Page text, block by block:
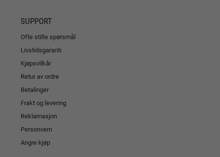
SUPPORT
Ofte stilte spørsmål
Livstidsgaranti
Kjøpsvilkår
Retur av ordre
Betalinger
Frakt og levering
Reklamasjon
Personvern
Angre kjøp